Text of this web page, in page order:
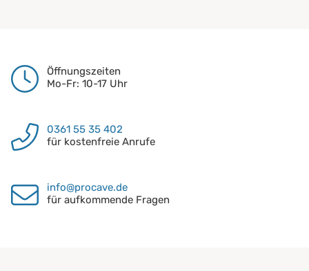
Öffnungszeiten
Mo-Fr: 10-17 Uhr
0361 55 35 402
für kostenfreie Anrufe
info@procave.de
für aufkommende Fragen